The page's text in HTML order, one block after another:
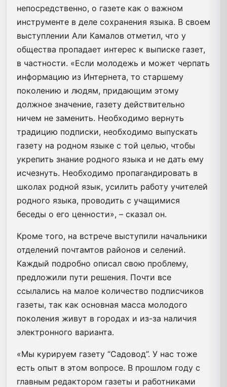
непосредственно, о газете как о важном
инструменте в деле сохранения языка. В своем
выступлении Али Камалов отметил, что у
общества пропадает интерес к выписке газет,
в частности. «Если молодежь и может черпать
информацию из Интернета, то старшему
поколению и людям, придающим этому
должное значение, газету действительно
ничем не заменить. Необходимо вернуть
традицию подписки, необходимо выпускать
газету на родном языке с той целью, чтобы
укрепить знание родного языка и не дать ему
исчезнуть. Необходимо пропагандировать в
школах родной язык, усилить работу учителей
родного языка, проводить с учащимися
беседы о его ценности», – сказал он.
Кроме того, на встрече выступили начальники
отделений почтамтов районов и селений.
Каждый подробно описал свою проблему,
предложили пути решения. Почти все
ссылались на малое количество подписчиков
газеты, так как основная масса молодого
поколения живут в городах и из-за наличия
электронного варианта.
«Мы курируем газету “Садовод”. У нас тоже
есть опыт в этом вопросе. В прошлом году с
главным редактором газеты и работниками